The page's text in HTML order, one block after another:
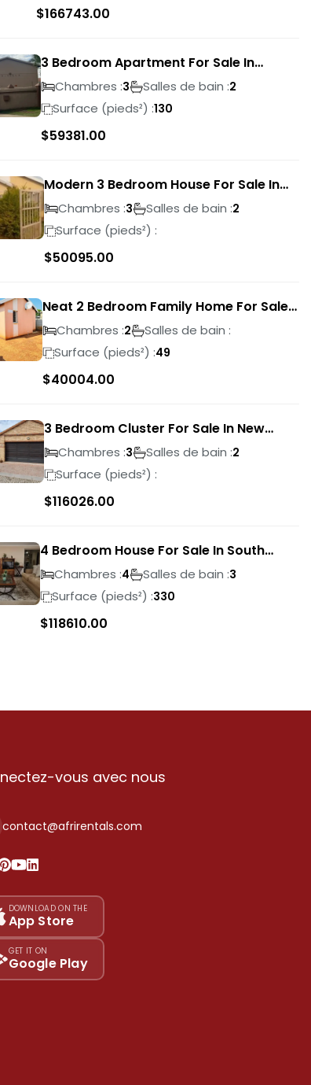
$166743.00
3 Bedroom Apartment For Sale In
Verwoerdpark
Chambres :3 Salles de bain :2
Surface (pieds²) :130
$59381.00
Modern 3 Bedroom House For Sale In
Albertsdal
Chambres :3 Salles de bain :2
Surface (pieds²) :
$50095.00
Neat 2 Bedroom Family Home For Sale
In Sky City
Chambres :2
Salles de bain :
Surface (pieds²) :49
$40004.00
3 Bedroom Cluster For Sale In New
Market Park
Chambres :3 Salles de bain :2
Surface (pieds²) :
$116026.00
4 Bedroom House For Sale In South
CrestChambres :4 Salles de bain :3
Surface (pieds²) :330
$118610.00
vous avec nous
contact@afrirentals.com
DOWNLOAD ON THE
App Store
GET IT ON
Google Play